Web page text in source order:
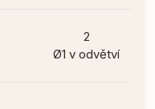
2
Ø1 v odvětví